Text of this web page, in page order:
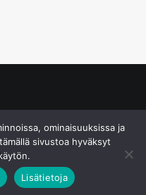
ominaisuuksissa ja
sivustoa hyväksyt
Lisätietoja